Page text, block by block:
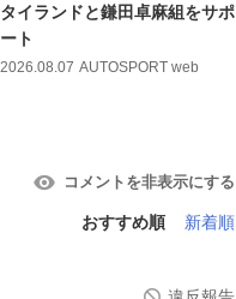
タイランドと鎌田卓麻組をサポ
ート
2026.08.07 AUTOSPORT web
コメントを非表示にする
おすすめ順 新着順